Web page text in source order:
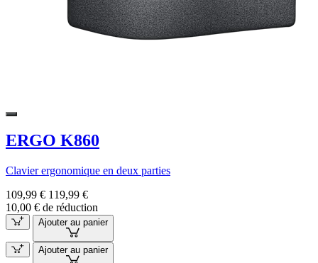
ERGO K860
Clavier ergonomique en deux parties
109,99 € 119,99 €
10,00 € de réduction
Ajouter au panier
Ajouter au panier